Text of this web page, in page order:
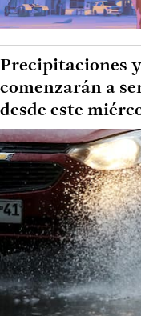
Precipitaciones
comenzarán a
desde este